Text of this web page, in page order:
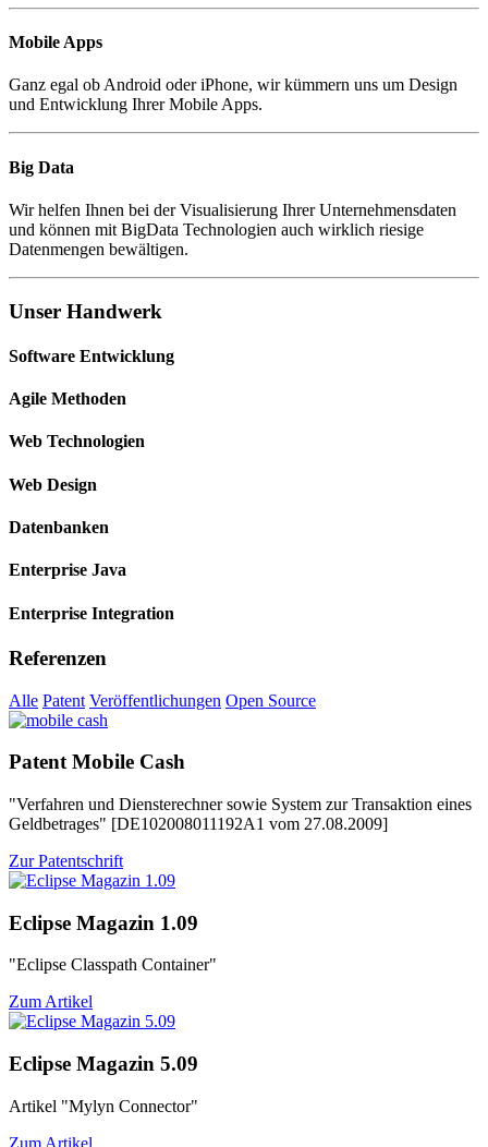
Mobile Apps
Ganz egal ob Android oder iPhone, wir kümmern uns um Design
und Entwicklung Ihrer Mobile Apps.
Big Data
Wir helfen Ihnen bei der Visualisierung Ihrer Unternehmensdaten
und können mit BigData Technologien auch wirklich riesige
Datenmengen bewältigen.
Unser Handwerk
Software Entwicklung
Agile Methoden
Web Technologien
Web Design
Datenbanken
Enterprise Java
Enterprise Integration
Referenzen
Alle Patent Veröffentlichungen Open Source
Patent Mobile Cash
"Verfahren und Diensterechner sowie System zur Transaktion eines
Geldbetrages" [DE102008011192A1 vom 27.08.2009]
Zur Patentschrift
Eclipse Magazin 1.09
"Eclipse Classpath Container"
Zum Artikel
Eclipse Magazin 5.09
Artikel "Mylyn Connector"
Zum Artikel